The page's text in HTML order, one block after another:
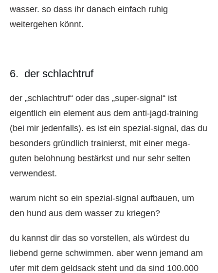
wasser. so dass ihr danach einfach ruhig
weitergehen könnt.
6. der schlachtruf
der „schlachtruf“ oder das „super-signal“ ist
eigentlich ein element aus dem anti-jagd-training
(bei mir jedenfalls). es ist ein spezial-signal, das du
besonders gründlich trainierst, mit einer mega-
guten belohnung bestärkst und nur sehr selten
verwendest.
warum nicht so ein spezial-signal aufbauen, um
den hund aus dem wasser zu kriegen?
du kannst dir das so vorstellen, als würdest du
liebend gerne schwimmen. aber wenn jemand am
ufer mit dem geldsack steht und da sind 100.000